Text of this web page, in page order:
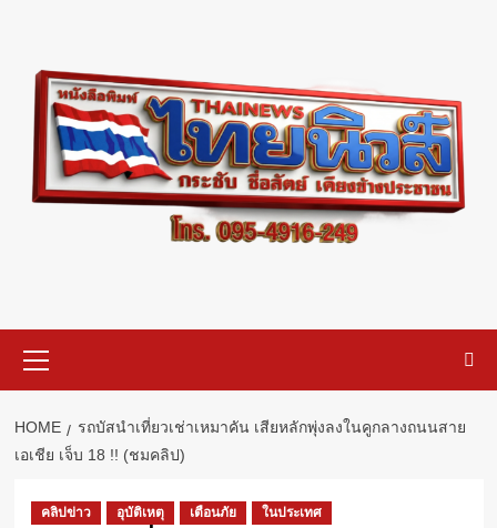
content
Menu
HOME
รถบัสนำเที่ยวเช่าเหมาคัน เสียหลักพุ่งลงในคูกลางถนนสาย
เอเชีย เจ็บ 18 !! (ชมคลิป)
คลิปข่าว อุบัติเหตุ เตือนภัย ในประเทศ